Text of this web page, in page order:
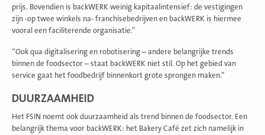
prijs. Bovendien is backWERK weinig kapitaalintensief: de vestigingen
zijn -op twee winkels na- franchisebedrijven en backWERK is hiermee
vooral een faciliterende organisatie.”
“Ook qua digitalisering en robotisering – andere belangrijke trends
binnen de foodsector – staat backWERK niet stil. Op het gebied van
service gaat het foodbedrijf binnenkort grote sprongen maken.”
DUURZAAMHEID
Het FSIN noemt ook duurzaamheid als trend binnen de foodsector. Een
belangrijk thema voor backWERK: het Bakery Café zet zich namelijk in